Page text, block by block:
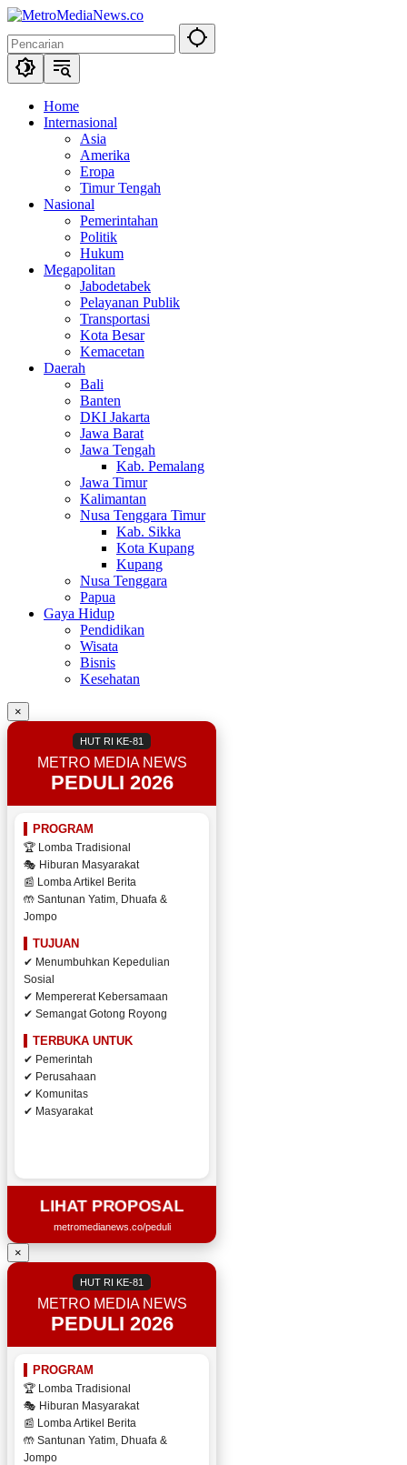
Langsung
konten
Home
Internasional
Asia
Amerika
Eropa
Timur Tengah
Nasional
Pemerintahan
Politik
Hukum
Megapolitan
Jabodetabek
Pelayanan Publik
Transportasi
Kota Besar
Kemacetan
Daerah
Bali
Banten
DKI Jakarta
Jawa Barat
Jawa Tengah
Kab. Pemalang
Jawa Timur
Kalimantan
Nusa Tenggara Timur
Kab. Sikka
Kota Kupang
Kupang
Nusa Tenggara
Papua
Gaya Hidup
Pendidikan
Wisata
Bisnis
Kesehatan
×
HUT RI KE-81
METRO MEDIA NEWS
PEDULI 2026
PROGRAM
🏆 Lomba Tradisional
🎭 Hiburan Masyarakat
📰 Lomba Artikel Berita
🤲 Santunan Yatim, Dhuafa &
Jompo
TUJUAN
✔ Menumbuhkan Kepedulian
Sosial
✔ Mempererat Kebersamaan
✔ Semangat Gotong Royong
TERBUKA UNTUK
✔ Pemerintah
✔ Perusahaan
✔ Komunitas
✔ Masyarakat
LIHAT PROPOSAL
metromedianews.co/peduli
×
HUT RI KE-81
METRO MEDIA NEWS
PEDULI 2026
PROGRAM
🏆 Lomba Tradisional
🎭 Hiburan Masyarakat
📰 Lomba Artikel Berita
🤲 Santunan Yatim, Dhuafa &
Jompo